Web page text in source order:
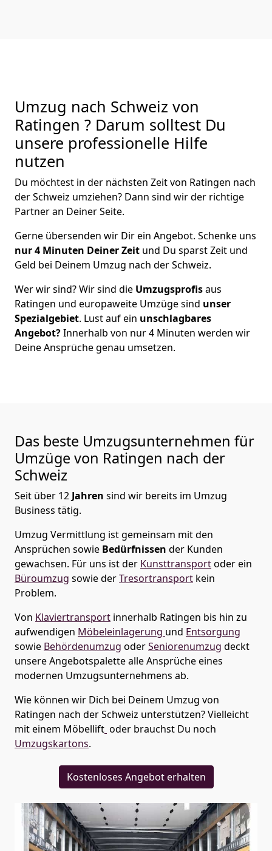
Umzug nach Schweiz von
Ratingen ? Darum solltest Du
unsere professionelle Hilfe
nutzen
Du möchtest in der nächsten Zeit von Ratingen nach
der Schweiz umziehen? Dann sind wir der richtige
Partner an Deiner Seite.
Gerne übersenden wir Dir ein Angebot. Schenke uns
nur4 Minuten Deiner Zeit und Du sparst Zeit und
Geld bei Deinem Umzug nach der Schweiz.
Wer wir sind? Wir sind die Umzugsprofisaus
Ratingen und europaweite Umzüge sind unser
Spezialgebiet. Lust auf ein unschlagbares
Angebot?Innerhalb von nur4 Minuten werden wir
Deine Ansprüche genau umsetzen.
Das beste Umzugsunternehmen für
Umzüge von Ratingen nach der
Schweiz
Seit über 12 Jahren sind wir bereits im Umzug
Business tätig.
Umzug Vermittlung ist gemeinsam mit den
Ansprüchen sowie Bedürfnissen der Kunden
gewachsen. Für uns ist der Kunsttransportoder ein
Büroumzug sowie derTresortransport kein
Problem.
Von Klaviertransport innerhalb Ratingen bis hin zu
aufwendigen Möbeleinlagerung und Entsorgung
sowie Behördenumzug oderSeniorenumzug deckt
unsere Angebotspalette alle Ansprüche eines
modernen Umzugsunternehmens ab.
Wie können wir Dich bei Deinem Umzug von
Ratingen nach der Schweiz unterstützen? Vielleicht
mit einem Möbellift oder brauchst Du noch
Umzugskartons.
Kostenloses Angebot erhalten